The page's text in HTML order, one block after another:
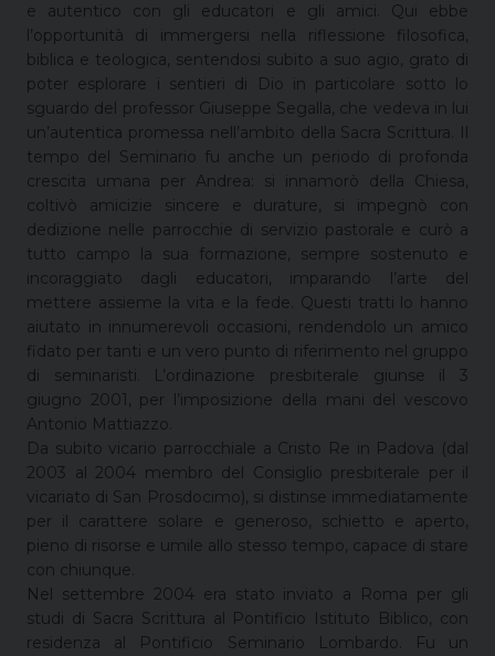
e autentico con gli educatori e gli amici. Qui ebbe
l’opportunità di immergersi nella riflessione filosofica,
biblica e teologica, sentendosi subito a suo agio, grato di
poter esplorare i sentieri di Dio in particolare sotto lo
sguardo del professor Giuseppe Segalla, che vedeva in lui
un’autentica promessa nell’ambito della Sacra Scrittura. Il
tempo del Seminario fu anche un periodo di profonda
crescita umana per Andrea: si innamorò della Chiesa,
coltivò amicizie sincere e durature, si impegnò con
dedizione nelle parrocchie di servizio pastorale e curò a
tutto campo la sua formazione, sempre sostenuto e
incoraggiato dagli educatori, imparando l’arte del
mettere assieme la vita e la fede. Questi tratti lo hanno
aiutato in innumerevoli occasioni, rendendolo un amico
fidato per tanti e un vero punto di riferimento nel gruppo
di seminaristi. L’ordinazione presbiterale giunse il 3
giugno 2001, per l’imposizione della mani del vescovo
Antonio Mattiazzo.
Da subito vicario parrocchiale a Cristo Re in Padova (dal
2003 al 2004 membro del Consiglio presbiterale per il
vicariato di San Prosdocimo), si distinse immediatamente
per il carattere solare e generoso, schietto e aperto,
pieno di risorse e umile allo stesso tempo, capace di stare
con chiunque.
Nel settembre 2004 era stato inviato a Roma per gli
studi di Sacra Scrittura al Pontificio Istituto Biblico, con
residenza al Pontificio Seminario Lombardo. Fu un